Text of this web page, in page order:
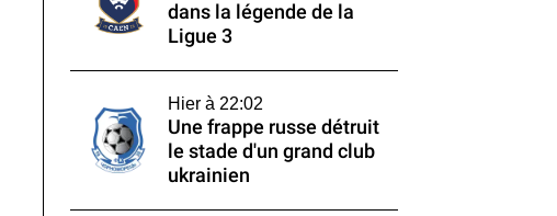
dans la légende de la
Ligue 3
Hier à 22:02
Une frappe russe détruit
le stade d'un grand club
ukrainien